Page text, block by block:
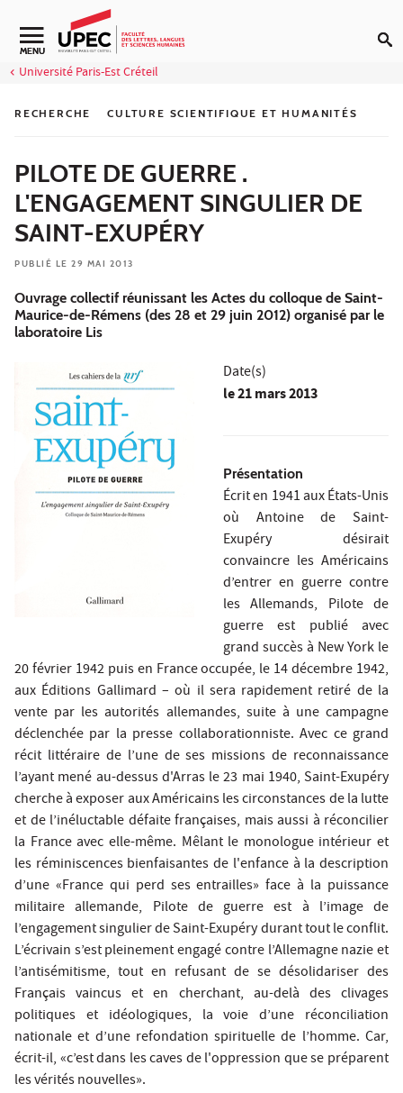
Aller au contenu
Navigation secondaire
MENU
Université Paris-Est Créteil
RECHERCHE CULTURE SCIENTIFIQUE ET HUMANITÉS
PILOTE DE GUERRE .
L'ENGAGEMENT SINGULIER DE
SAINT-EXUPÉRY
PUBLIÉ LE 29 MAI 2013
Ouvrage collectif réunissant les Actes du colloque de Saint-
Maurice-de-Rémens (des 28 et 29 juin 2012) organisé par le
laboratoire Lis
Date(s)
le21 mars 2013
Présentation
Écrit en 1941 aux États-Unis
où Antoine de Saint-
Exupéry désirait
convaincre les Américains
d’entrer en guerre contre
les Allemands, Pilote de
guerre est publié avec
grand succès à New York le
20 février 1942 puis en France occupée, le 14 décembre 1942,
aux Éditions Gallimard – où il sera rapidement retiré de la
vente par les autorités allemandes, suite à une campagne
déclenchée par la presse collaborationniste. Avec ce grand
récit littéraire de l’une de ses missions de reconnaissance
l’ayant mené au-dessus d'Arras le 23 mai 1940, Saint-Exupéry
cherche à exposer aux Américains les circonstances de la lutte
et de l’inéluctable défaite françaises, mais aussi à réconcilier
la France avec elle-même. Mêlant le monologue intérieur et
les réminiscences bienfaisantes de l'enfance à la description
d’une «France qui perd ses entrailles» face à la puissance
militaire allemande, Pilote de guerre est à l’image de
l’engagement singulier de Saint-Exupéry durant tout le conflit.
L’écrivain s’est pleinement engagé contre l’Allemagne nazie et
l’antisémitisme, tout en refusant de se désolidariser des
Français vaincus et en cherchant, au-delà des clivages
politiques et idéologiques, la voie d’une réconciliation
nationale et d’une refondation spirituelle de l’homme. Car,
écrit-il, «c’est dans les caves de l'oppression que se préparent
les vérités nouvelles».